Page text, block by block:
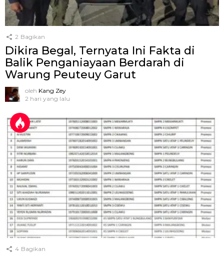
2 Bagikan
Dikira Begal, Ternyata Ini Fakta di
Balik Penganiayaan Berdarah di
Warung Peuteuy Garut
oleh Kang Zey
2 hari yang lalu
4 Bagikan